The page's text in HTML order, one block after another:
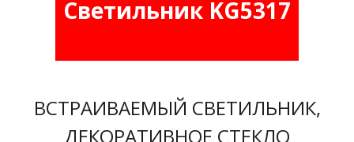
Светильник KG5317
ВСТРАИВАЕМЫЙ СВЕТИЛЬНИК,
ДЕКОРАТИВНОЕ СТЕКЛО